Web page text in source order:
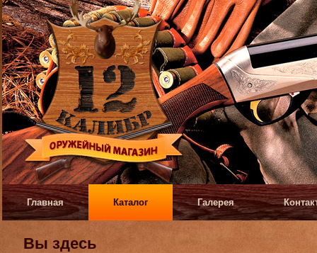
Главная Каталог Галерея
Вы здесь